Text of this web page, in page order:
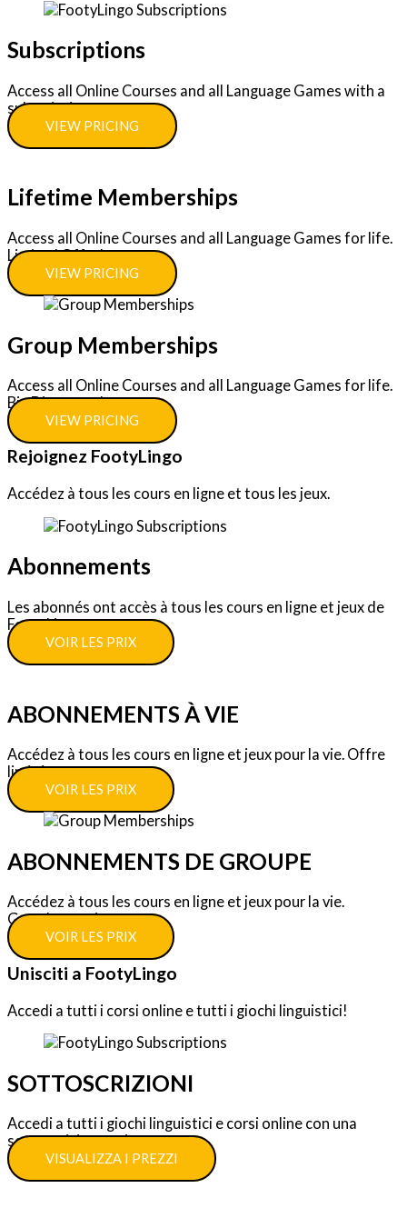
Subscriptions
Access all Online Courses and all Language Games with a
subscription.
VIEW PRICING
Lifetime Memberships
Access all Online Courses and all Language Games for life.
Limited Offer!
VIEW PRICING
Group Memberships
Access all Online Courses and all Language Games for life.
Big Discounts!
VIEW PRICING
Rejoignez FootyLingo
Accédez à tous les cours en ligne et tous les jeux.
Abonnements
Les abonnés ont accès à tous les cours en ligne et jeux de
FootyLingo.
VOIR LES PRIX
ABONNEMENTS À VIE
Accédez à tous les cours en ligne et jeux pour la vie. Offre
limitée.
VOIR LES PRIX
ABONNEMENTS DE GROUPE
Accédez à tous les cours en ligne et jeux pour la vie.
Grandes remises.
VOIR LES PRIX
Unisciti a FootyLingo
Accedi a tutti i corsi online e tutti i giochi linguistici!
SOTTOSCRIZIONI
Accedi a tutti i giochi linguistici e corsi online con una
sottoscrizione unica.
VISUALIZZA I PREZZI